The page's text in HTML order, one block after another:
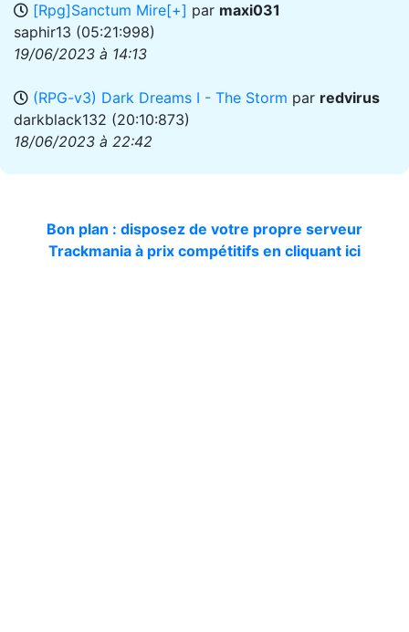
[Rpg]Sanctum Mire[+] par maxi031
saphir13 (05:21:998)
19/06/2023 à 14:13
(RPG-v3) Dark Dreams I - The Storm par redvirus
darkblack132 (20:10:873)
18/06/2023 à 22:42
Bon plan : disposez de votre propre serveur
Trackmania à prix compétitifs en cliquant ici